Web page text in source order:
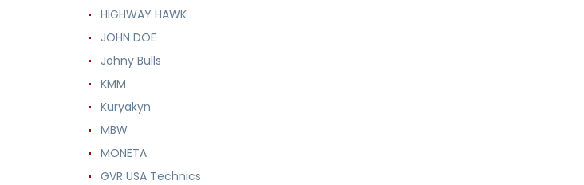
HIGHWAY HAWK
JOHN DOE
Johny Bulls
KMM
Kuryakyn
MBW
MONETA
GVR USA Technics